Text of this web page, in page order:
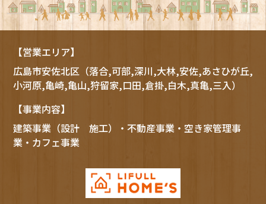
【営業エリア】
広島市安佐北区（落合,可部,深川,大林,安佐,あさひが丘,
小河原,亀崎,亀山,狩留家,口田,倉掛,白木,真亀,三入）
【事業内容】
建築事業（設計 施工）・不動産事業・空き家管理事
業・カフェ事業